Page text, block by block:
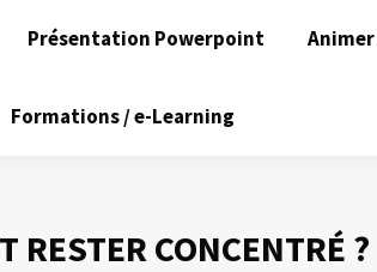
Présentation Powerpoint
Formations / e-Learning
RESTER CONCENTRÉ ?